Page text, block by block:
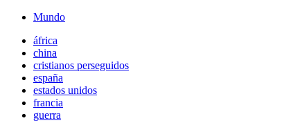
Mundo
áfrica
china
cristianos perseguidos
españa
estados unidos
francia
guerra